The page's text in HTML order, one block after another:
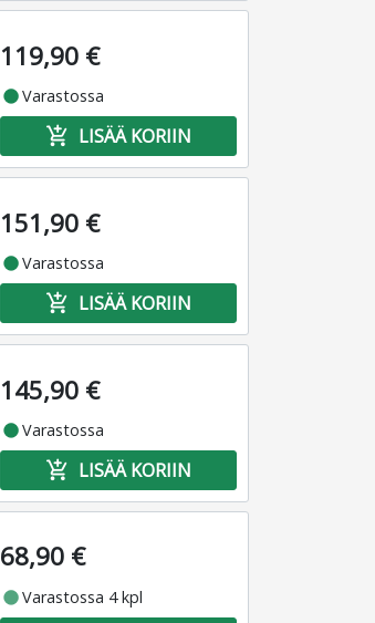
119,90 €
fiber_manual_recordVarastossa
add_shopping_cart LISÄÄ KORIIN
151,90 €
fiber_manual_recordVarastossa
add_shopping_cart LISÄÄ KORIIN
145,90 €
fiber_manual_recordVarastossa
add_shopping_cart LISÄÄ KORIIN
68,90 €
fiber_manual_recordVarastossa 4 kpl